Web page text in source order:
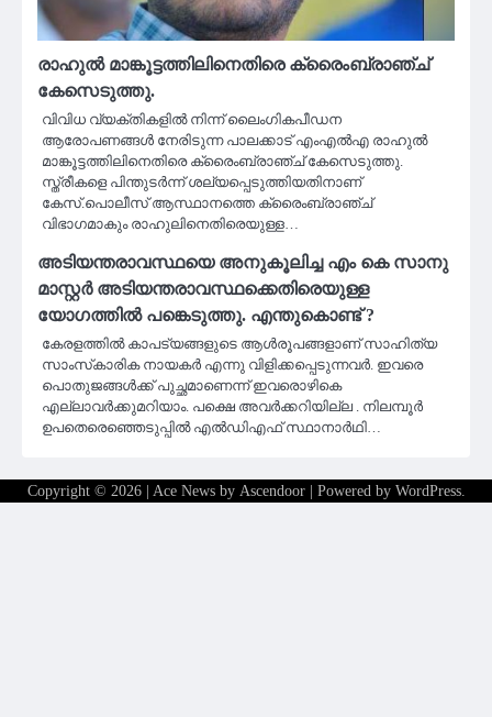
രാഹുല്‍ മാങ്കൂട്ടത്തിലിനെതിരെ ക്രൈംബ്രാഞ്ച്
കേസെടുത്തു.
വിവിധ വ്യക്തികളിൽ നിന്ന് ലൈംഗികപീഡന
ആരോപണങ്ങള്‍ നേരിടുന്ന പാലക്കാട് എംഎല്‍എ രാഹുല്‍
മാങ്കൂട്ടത്തിലിനെതിരെ ക്രൈംബ്രാഞ്ച് കേസെടുത്തു.
സ്ത്രീകളെ പിന്തുടർന്ന് ശല്യപ്പെടുത്തിയതിനാണ്
കേസ്.പൊലീസ് ആസ്ഥാനത്തെ ക്രൈംബ്രാഞ്ച്
വിഭാഗമാകും രാഹുലിനെതിരെയുള്ള…
അടിയന്തരാവസ്ഥയെ അനുകൂലിച്ച എം കെ സാനു
മാസ്റ്റർ അടിയന്തരാവസ്ഥക്കെതിരെയുള്ള
യോഗത്തിൽ പങ്കെടുത്തു. എന്തുകൊണ്ട് ?
കേരളത്തിൽ കാപട്യങ്ങളുടെ ആൾരൂപങ്ങളാണ് സാഹിത്യ
സാംസ്‌കാരിക നായകർ എന്നു വിളിക്കപ്പെടുന്നവർ. ഇവരെ
പൊതുജങ്ങൾക്ക് പുച്ഛമാണെന്ന് ഇവരൊഴികെ
എല്ലാവർക്കുമറിയാം. പക്ഷെ അവർക്കറിയില്ല . നിലമ്പൂർ
ഉപതെരെഞ്ഞെടുപ്പിൽ എൽഡിഎഫ് സ്ഥാനാർഥി…
Copyright © 2026 | Ace News by Ascendoor| Powered by WordPress.